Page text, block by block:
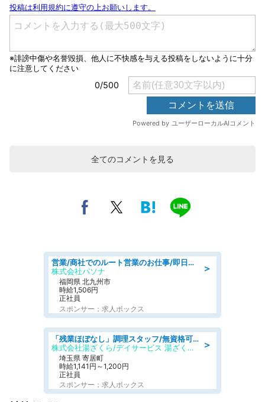
全てのコメントを見る
＞
営業/商社でのルート営業のお仕事/即日勤務可/車通勤可/営業
株式会社パソナ
福岡県 北九州市
時給1,506円
正社員
スポンサー：求人ボックス
＞
「残業ほぼなし」調理スタッフ/無資格可/正職員/日勤のみ/デイサービス/社会保障完備
株式会社湯ざくら/デイサービス 湯ざくらケアリゾート
埼玉県 寄居町
時給1,141円～1,200円
正社員
スポンサー：求人ボックス